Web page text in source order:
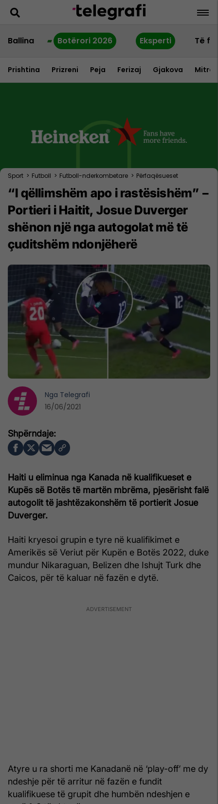
Ballina Botërori 2026 Eksperti Të
Prishtina Prizreni Peja Ferizaj Gjakova
Sport > Futboll > Futboll-nderkombetare > Përfaqësueset
“I qëllimshëm apo i rastësishëm” –
Portieri i Haitit, Josue Duverger
shënon një nga autogolat më të
çuditshëm ndonjëherë
Haiti u eliminua nga Kanada në kualifikueset e
Kupës së Botës të martën mbrëma, pjesërisht falë
autogolit të jashtëzakonshëm të portierit Josue
Duverger.
Haiti kryesoi grupin e tyre në kualifikimet e
Amerikës së Veriut për Kupën e Botës 2022, duke
mundur Nikaraguan, Belizen dhe Ishujt Turk dhe
Caicos, për të kaluar në fazën e dytë.
Atyre u ra shorti me Kanadanë në ‘play-off’ me dy
ndeshje për të arritur në fazën e fundit
kualifikuese të grupit dhe humbën ndeshjen e
Nga Telegrafi
16/06/2021